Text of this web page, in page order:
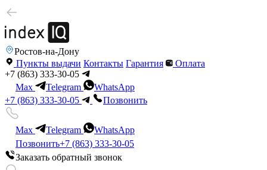
Ростов-на-Дону
Пункты выдачи Контакты Гарантия
Оплата
+7 (863) 333-30-05
Max
Telegram
WhatsApp
+7 (863) 333-30-05
Позвонить
Max Telegram
WhatsApp
Позвонить+7 (863) 333-30-05
Заказать обратный звонок